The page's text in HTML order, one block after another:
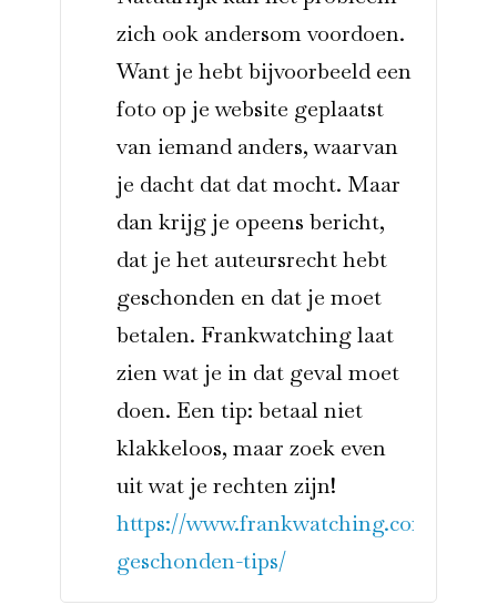
zich ook andersom voordoen.
Want je hebt bijvoorbeeld een
foto op je website geplaatst
van iemand anders, waarvan
je dacht dat dat mocht. Maar
dan krijg je opeens bericht,
dat je het auteursrecht hebt
geschonden en dat je moet
betalen. Frankwatching laat
zien wat je in dat geval moet
doen. Een tip: betaal niet
klakkeloos, maar zoek even
uit wat je rechten zijn!
https://www.frankwatching.com/
geschonden-tips/